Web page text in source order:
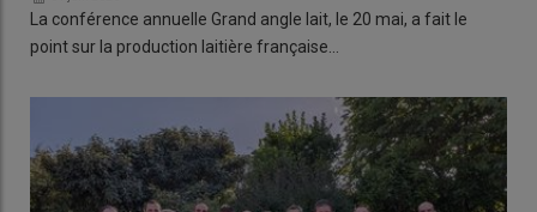
La conférence annuelle Grand angle lait, le 20 mai, a fait le
point sur la production laitière française…